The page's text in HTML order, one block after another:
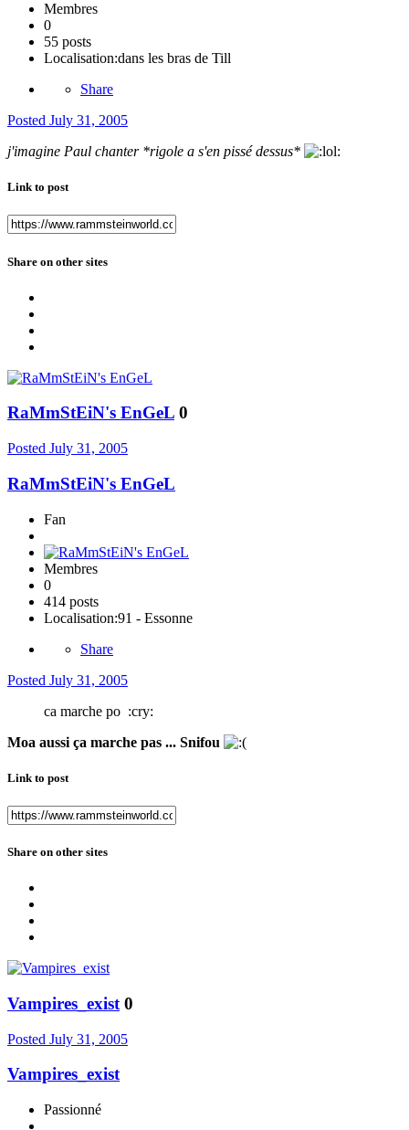
Membres
0
55 posts
Localisation:dans les bras de Till
Share
Posted July 31, 2005
j'imagine Paul chanter *rigole a s'en pissé dessus*
Link to post
Share on other sites
RaMmStEiN's EnGeL 0
Posted July 31, 2005
RaMmStEiN's EnGeL
Fan
Membres
0
414 posts
Localisation:91 - Essonne
Share
Posted July 31, 2005
ca marche po :cry:
Moa aussi ça marche pas ... Snifou
Link to post
Share on other sites
Vampires_exist 0
Posted July 31, 2005
Vampires_exist
Passionné